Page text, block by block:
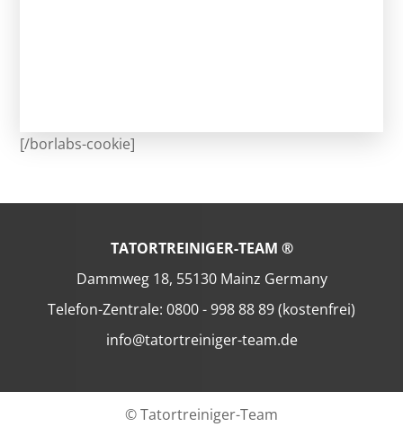
[/borlabs-cookie]
TATORTREINIGER-TEAM ®
Dammweg 18, 55130 Mainz Germany
Telefon-Zentrale: 0800 - 998 88 89 (kostenfrei)
info@tatortreiniger-team.de
© Tatortreiniger-Team